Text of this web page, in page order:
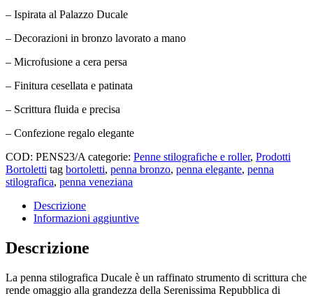
– Ispirata al Palazzo Ducale
– Decorazioni in bronzo lavorato a mano
– Microfusione a cera persa
– Finitura cesellata e patinata
– Scrittura fluida e precisa
– Confezione regalo elegante
COD: PENS23/A categorie: Penne stilografiche e roller, Prodotti
Bortoletti tag bortoletti, penna bronzo, penna elegante, penna
stilografica, penna veneziana
Descrizione
Informazioni aggiuntive
Descrizione
La penna stilografica Ducale è un raffinato strumento di scrittura che
rende omaggio alla grandezza della Serenissima Repubblica di